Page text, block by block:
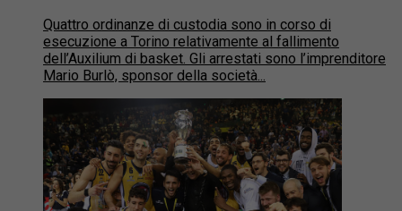
Quattro ordinanze di custodia sono in corso di
esecuzione a Torino relativamente al fallimento
dell’Auxilium di basket. Gli arrestati sono l’imprenditore
Mario Burlò, sponsor della società...